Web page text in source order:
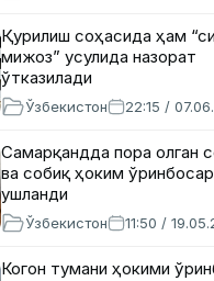
Қурилиш соҳасида ҳам
мижоз” усулида назорат
ўтказилади
Ўзбекистон 22:15 /
Самарқандда пора олган
ва собиқ ҳоким
ушланди
Ўзбекистон 11:50 /
Когон тумани ҳокими